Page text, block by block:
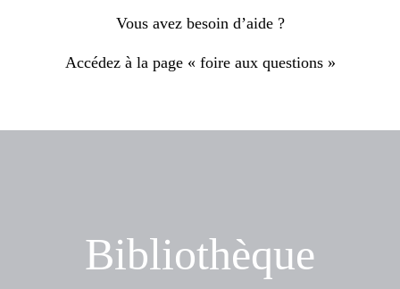
Vous avez besoin d’aide ?
Accédez à la page « foire aux questions »
Bibliothèque